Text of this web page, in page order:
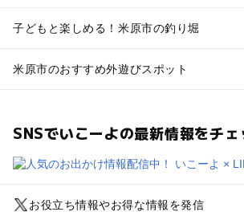
子どもと楽しめる！米原市の釣り堀
米原市のおすすめ外遊びスポット
SNSでいこーよの最新情報をチェ
お役立ち情報やお得な情報を発信